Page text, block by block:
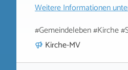
Weitere Informationen
#Gemeindeleben #Kirche
Kirche-MV